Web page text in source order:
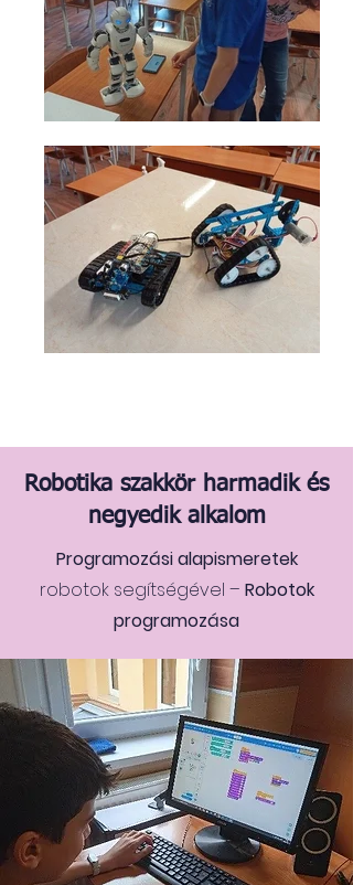
Robotika szakkör harmadik és
negyedik alkalom
Programozási alapismeretek
robotok segítségével – Robotok
programozása